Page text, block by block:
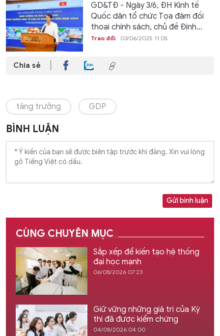
GD&TĐ - Ngày 3/6, ĐH Kinh tế
Quốc dân tổ chức Tọa đàm đối
thoại chính sách, chủ đề Định...
Trao đổi 03/06/2025 11:05
Chia sẻ
tăng trưởng GDP
BÌNH LUẬN
Gửi bình luận
CÙNG CHUYÊN MỤC
Sắp xếp để kiến tạo hệ thống
đại học mạnh
06/08/2026 07:23
Giữ vững những giá trị của Kỳ
thi đã được kiểm chứng
04/08/2026 04:00